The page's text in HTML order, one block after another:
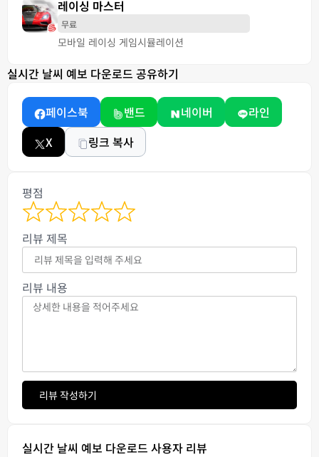
레이싱 마스터
무료
모바일 레이싱 게임시뮬레이션
실시간 날씨 예보 다운로드 공유하기
페이스북 밴드 네이버
라인
X
링크 복사
평점
리뷰 제목
리뷰 내용
리뷰 작성하기
실시간 날씨 예보 다운로드 사용자 리뷰